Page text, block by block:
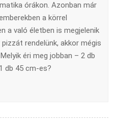
órákon. Azonban már
a körrel
a való életben is megjelenik
rendelünk, akkor mégis
éri meg jobban – 2 db
db 45 cm-es?